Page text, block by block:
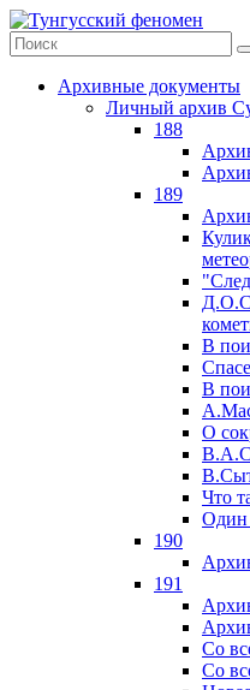
Архивные документы
Личный архив
188
189
В
В
О
Что
Один
190
191
Со
Со